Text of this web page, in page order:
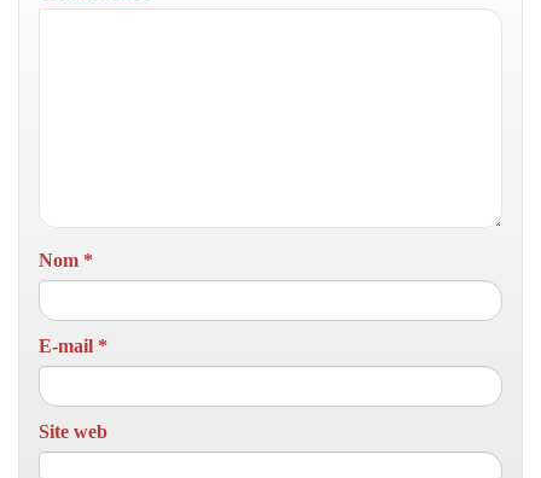
Nom *
E-mail *
Site web